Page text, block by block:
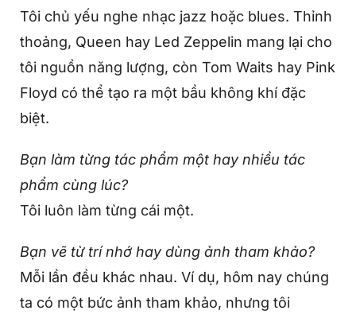
Tôi chủ yếu nghe nhạc jazz hoặc blues. Thỉnh
thoảng, Queen hay Led Zeppelin mang lại cho
tôi nguồn năng lượng, còn Tom Waits hay Pink
Floyd có thể tạo ra một bầu không khí đặc
biệt.
Bạn làm từng tác phẩm một hay nhiều tác
phẩm cùng lúc?
Tôi luôn làm từng cái một.
Bạn vẽ từ trí nhớ hay dùng ảnh tham khảo?
Mỗi lần đều khác nhau. Ví dụ, hôm nay chúng
ta có một bức ảnh tham khảo, nhưng tôi